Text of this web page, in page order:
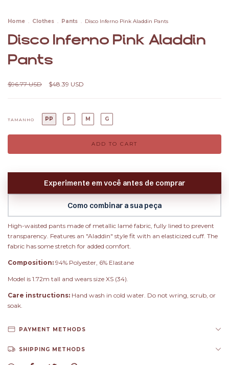
Home . Clothes . Pants . Disco Inferno Pink Aladdin Pants
Disco Inferno Pink Aladdin
Pants
$96.77 USD $48.39 USD
TAMANHO PP P M G
Experimente em você antes de comprar
Como combinar a sua peça
High-waisted pants made of metallic lamé fabric, fully lined to prevent
transparency. Features an "Aladdin" style fit with an elasticized cuff. The
fabric has some stretch for added comfort.
Composition: 94% Polyester, 6% Elastane
Model is 1.72m tall and wears size XS (34).
Care instructions: Hand wash in cold water. Do not wring, scrub, or
soak.
PAYMENT METHODS
SHIPPING METHODS